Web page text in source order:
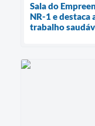
Sala do
NR-1 e destaca
trabalho